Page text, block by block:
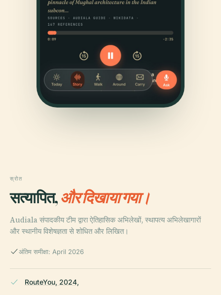
स्रोत
सत्यापित,और दिखाया गया।
Audiala संपादकीय टीम द्वारा ऐतिहासिक अभिलेखों, स्थापत्य अभिलेखागारों
और स्थानीय विशेषज्ञता से शोधित और लिखित।
अंतिम समीक्षा: April 2026
RouteYou, 2024,